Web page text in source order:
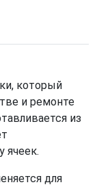
который
и ремонте
из
ячеек.
для